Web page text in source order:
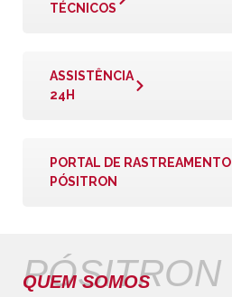
TÉCNICOS
ASSISTÊNCIA
24H
PORTAL DE RASTREAMENTO
PÓSITRON
PÓSITRON
QUEM SOMOS